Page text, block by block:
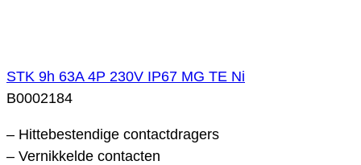
STK 9h 63A 4P 230V IP67 MG TE Ni
B0002184
– Hittebestendige contactdragers
– Vernikkelde contacten